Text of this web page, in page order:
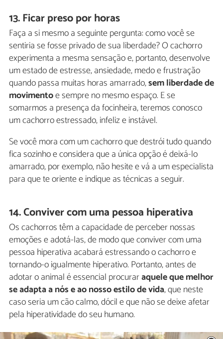
13. Ficar preso por horas
Faça a si mesmo a seguinte pergunta: como você se
sentiria se fosse privado de sua liberdade? O cachorro
experimenta a mesma sensação e, portanto, desenvolve
um estado de estresse, ansiedade, medo e frustração
quando passa muitas horas amarrado,sem liberdade de
movimentoe sempre no mesmo espaço. E se
somarmos a presença da focinheira, teremos conosco
um cachorro estressado, infeliz e instável.
Se você mora com um cachorro que destrói tudo quando
fica sozinho e considera que a única opção é deixá-lo
amarrado, por exemplo, não hesite e vá a um especialista
para que te oriente e indique as técnicas a seguir.
14. Conviver com uma pessoa hiperativa
Os cachorros têm a capacidade de perceber nossas
emoções e adotá-las, de modo que conviver com uma
pessoa hiperativa acabará estressando o cachorro e
tornando-o igualmente hiperativo. Portanto, antes de
adotar o animal é essencial procuraraquele que melhor
se adapta a nós e ao nosso estilo de vida, que neste
caso seria um cão calmo, dócil e que não se deixe afetar
pela hiperatividade do seu humano.